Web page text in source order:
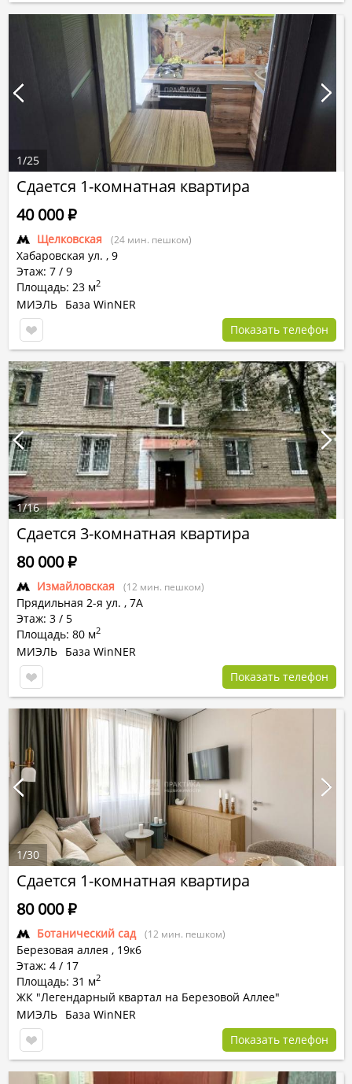
Сдается 1-комнатная квартира
Щелковская (24 мин. пешком)
Хабаровская ул. , 9
Этаж: 7 / 9
Площадь: 23 м2
40 000Р
МИЭЛЬ База WinNER
Показать телефон
1/25
Сдается 3-комнатная квартира
Измайловская (12 мин. пешком)
Прядильная 2-я ул. , 7А
Этаж: 3 / 5
Площадь: 80 м2
80 000Р
МИЭЛЬ База WinNER
Показать телефон
1/16
Сдается 1-комнатная квартира
Ботанический сад (12 мин. пешком)
Березовая аллея , 19к6
Этаж: 4 / 17
Площадь: 31 м2
ЖК "Легендарный квартал на Березовой Аллее"
80 000Р
МИЭЛЬ База WinNER
Показать телефон
1/30